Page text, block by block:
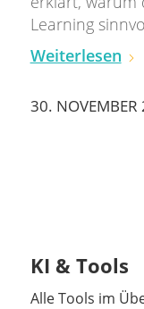
Learning
Weiterlesen
30. NOVEMBER
KI & Tools
Alle Tools im